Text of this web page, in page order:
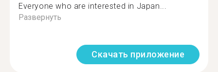
Everyone who are interested in Japan...
Развернуть
Скачать приложение